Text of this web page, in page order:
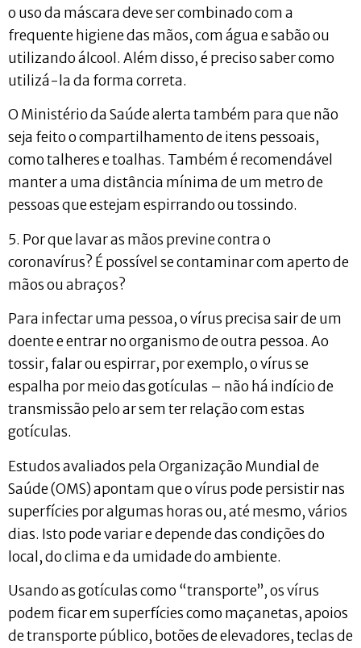
o uso da máscara deve ser combinado com a
frequente higiene das mãos, com água e sabão ou
utilizando álcool. Além disso, é preciso saber como
utilizá-la da forma correta.
O Ministério da Saúde alerta também para que não
seja feito o compartilhamento de itens pessoais,
como talheres e toalhas. Também é recomendável
manter a uma distância mínima de um metro de
pessoas que estejam espirrando ou tossindo.
5. Por que lavar as mãos previne contra o
coronavírus? É possível se contaminar com aperto de
mãos ou abraços?
Para infectar uma pessoa, o vírus precisa sair de um
doente e entrar no organismo de outra pessoa. Ao
tossir, falar ou espirrar, por exemplo, o vírus se
espalha por meio das gotículas – não há indício de
transmissão pelo ar sem ter relação com estas
gotículas.
Estudos avaliados pela Organização Mundial de
Saúde (OMS) apontam que o vírus pode persistir nas
superfícies por algumas horas ou, até mesmo, vários
dias. Isto pode variar e depende das condições do
local, do clima e da umidade do ambiente.
Usando as gotículas como “transporte”, os vírus
podem ficar em superfícies como maçanetas, apoios
de transporte público, botões de elevadores, teclas de